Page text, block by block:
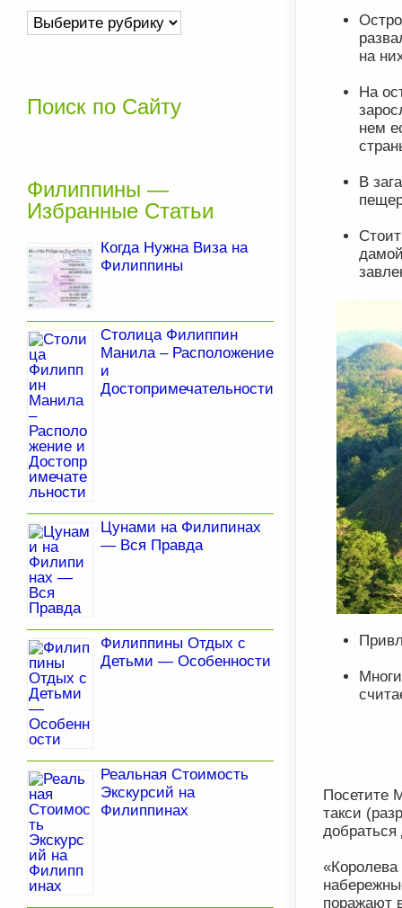
на
На
нем
В
Посетите
такси
добраться
поражают
Страны
Поиск по Сайту
Филиппины —
Избранные Статьи
Когда Нужна Виза на
Филиппины
Столица Филиппин
Манила – Расположение
и
Достопримечательности
Цунами на Филипинах
— Вся Правда
Филиппины Отдых с
Детьми — Особенности
Реальная Стоимость
Экскурсий на
Филиппинах